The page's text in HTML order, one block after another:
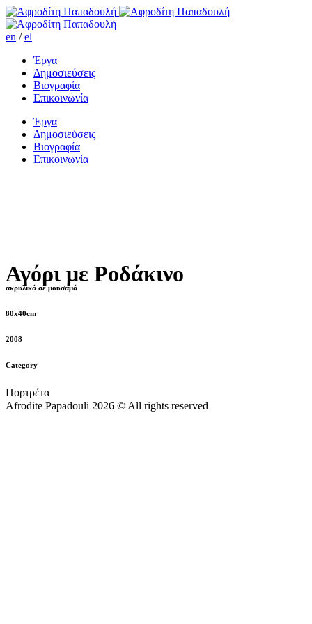
en /el
Έργα
Δημοσιεύσεις
Βιογραφία
Επικοινωνία
Έργα
Δημοσιεύσεις
Βιογραφία
Επικοινωνία
Αγόρι με Ροδάκινο
ακρυλικά σε μουσαμά
80x40cm
2008
Category
Πορτρέτα
Afrodite Papadouli 2026 © All rights reserved